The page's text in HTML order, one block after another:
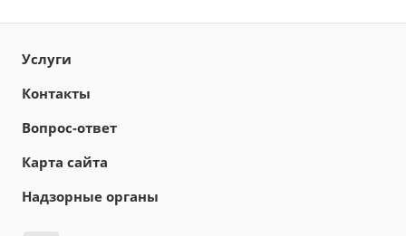
Услуги
Контакты
Вопрос-ответ
Карта сайта
Надзорные органы